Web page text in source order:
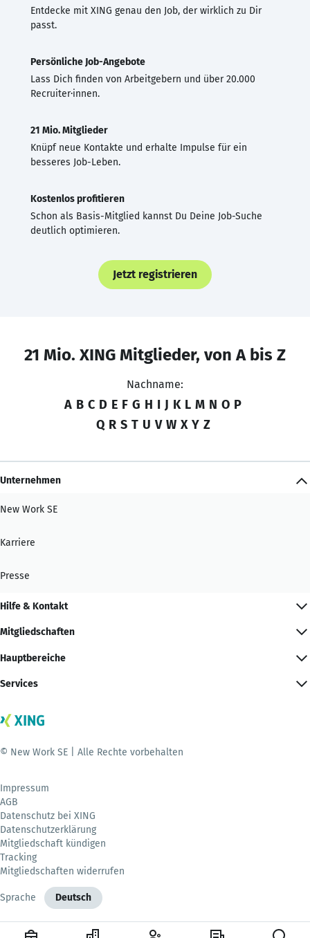
Entdecke mit XING genau den Job, der wirklich zu Dir
passt.
Persönliche Job-Angebote
Lass Dich finden von Arbeitgebern und über 20.000
Recruiter·innen.
21 Mio. Mitglieder
Knüpf neue Kontakte und erhalte Impulse für ein
besseres Job-Leben.
Kostenlos profitieren
Schon als Basis-Mitglied kannst Du Deine Job-Suche
deutlich optimieren.
Jetzt registrieren
21 Mio. XING Mitglieder, von A bis Z
Nachname:
A B C D E F G H I J K L M N O P
Q R S T U V W X Y Z
Unternehmen
New Work SE
Karriere
Presse
Hilfe & Kontakt
Mitgliedschaften
Hauptbereiche
Services
© New Work SE | Alle Rechte vorbehalten
Impressum
AGB
Datenschutz bei XING
Datenschutzerklärung
Mitgliedschaft kündigen
Tracking
Mitgliedschaften widerrufen
Sprache Deutsch